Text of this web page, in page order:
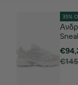
35%